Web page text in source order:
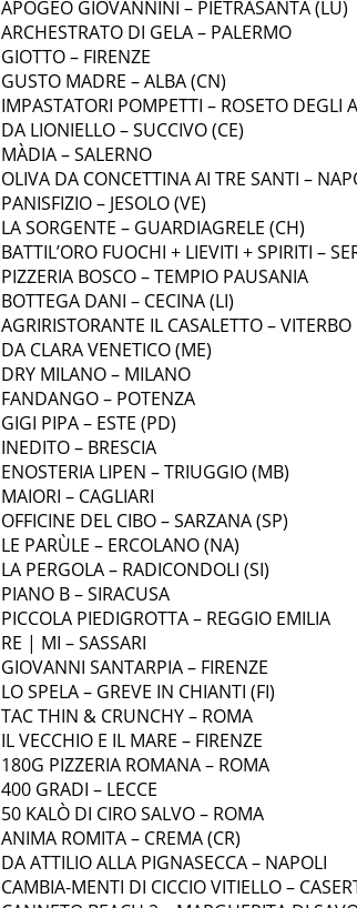
APOGEO GIOVANNINI – PIETRASANTA (LU)
ARCHESTRATO DI GELA – PALERMO
GIOTTO – FIRENZE
GUSTO MADRE – ALBA (CN)
IMPASTATORI POMPETTI – ROSETO DEGLI
DA LIONIELLO – SUCCIVO (CE)
MÀDIA – SALERNO
OLIVA DA CONCETTINA AI TRE SANTI –
PANISFIZIO – JESOLO (VE)
LA SORGENTE – GUARDIAGRELE (CH)
BATTIL’ORO FUOCHI + LIEVITI + SPIRITI –
PIZZERIA BOSCO – TEMPIO PAUSANIA
BOTTEGA DANI – CECINA (LI)
AGRIRISTORANTE IL CASALETTO – VITERBO
DA CLARA VENETICO (ME)
DRY MILANO – MILANO
FANDANGO – POTENZA
GIGI PIPA – ESTE (PD)
INEDITO – BRESCIA
ENOSTERIA LIPEN – TRIUGGIO (MB)
MAIORI – CAGLIARI
OFFICINE DEL CIBO – SARZANA (SP)
LE PARÙLE – ERCOLANO (NA)
LA PERGOLA – RADICONDOLI (SI)
PIANO B – SIRACUSA
PICCOLA PIEDIGROTTA – REGGIO EMILIA
RE | MI – SASSARI
GIOVANNI SANTARPIA – FIRENZE
LO SPELA – GREVE IN CHIANTI (FI)
TAC THIN & CRUNCHY – ROMA
IL VECCHIO E IL MARE – FIRENZE
180G PIZZERIA ROMANA – ROMA
400 GRADI – LECCE
50 KALÒ DI CIRO SALVO – ROMA
ANIMA ROMITA – CREMA (CR)
DA ATTILIO ALLA PIGNASECCA – NAPOLI
CAMBIA-MENTI DI CICCIO VITIELLO –